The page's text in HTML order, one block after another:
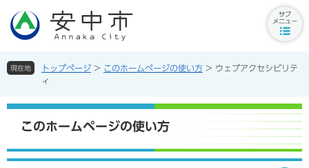
先
す。
を
し
文
現在地 トップページ > このホームページの使い方 > ウェブアクセシビリテ
ィ
このホームページの使い方
ニ
ー
ボ
タ
ン